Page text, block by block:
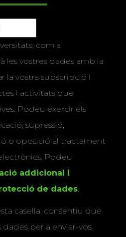
com a
les vostres dades amb la
la vostra subscripció i
i activitats que
Podeu exercir els
supressió,
o oposició al tractament
Podeu
addicional i
de dades
casella, consentiu que
per a enviar-vos